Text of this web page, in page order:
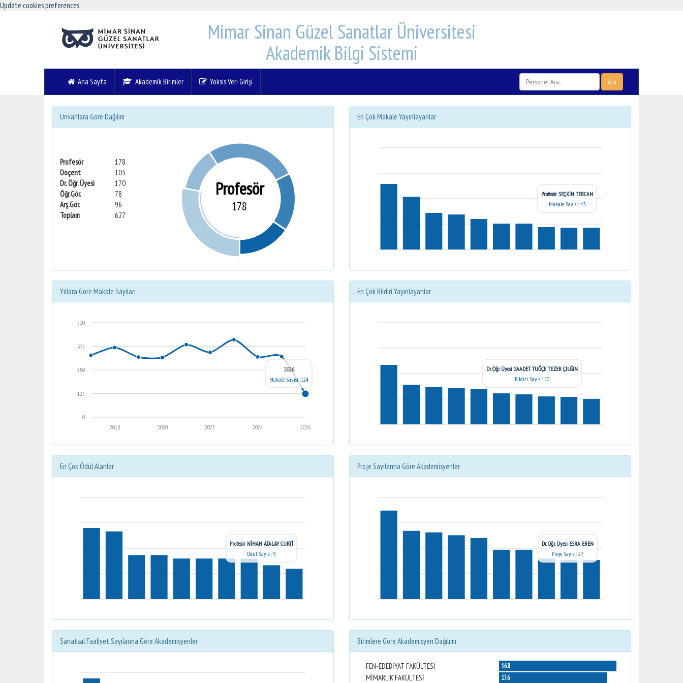
Update cookies preferences
Mimar Sinan Güzel Sanatlar Üniversitesi
Akademik Bilgi Sistemi
Ana Sayfa Akademik Birimler Yöksis Veri Girişi Ara
Unvanlara Göre Dağılım
Profesör
: 178
Doçent
: 105
Dr. Öğr. Üyesi
: 170
Öğr.Gör.
: 78
Arş.Gör.
: 96
Toplam
: 627
Profesör
178
En Çok Makale Yayınlayanlar
Profesör SEÇKİN TERCAN
Makale Sayısı: 43
Yıllara Göre Makale Sayıları
0
125
250
375
500
2026
2024
2022
2020
2018
2026
Makale Sayısı: 124
En Çok Bildiri Yayınlayanlar
Dr. Öğr. Üyesi SAADET TUĞÇE TEZER ÇILĞIN
Bildiri Sayısı: 50
En Çok Ödül Alanlar
Profesör NİHAN ATALAY CURTİ
Ödül Sayısı: 9
Proje Sayılarına Göre Akademisyenler
Dr. Öğr. Üyesi ESRA EREN
Proje Sayısı: 27
Sanatsal Faaliyet Sayılarına Göre Akademisyenler Birimlere Göre Akademisyen Dağılımı
FEN-EDEBİYAT FAKÜLTESİ
MİMARLIK FAKÜLTESİ
168
156